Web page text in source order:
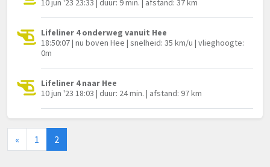
10 jun '23 23:33 | duur: 9 min. | afstand: 37 km
Lifeliner 4 onderweg vanuit Hee
18:50:07 | nu boven Hee | snelheid: 35 km/u | vlieghoogte:
0m
Lifeliner 4 naar Hee
10 jun '23 18:03 | duur: 24 min. | afstand: 97 km
« 1 2